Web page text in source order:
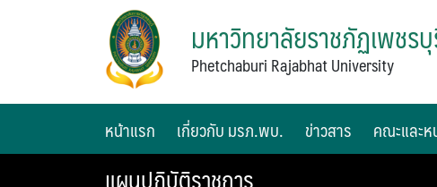
มหาวิทยาลัยราชภัฏเพชร
Phetchaburi Rajabhat University
หน้าแรก เกี่ยวกับ มรภ.พบ. ข่าวสาร คณะและ